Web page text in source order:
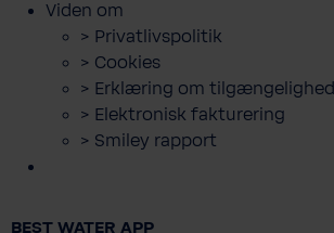
Viden om
> Privatlivspolitik
> Cookies
> Erklæring om tilgængelighed
> Elektronisk fakturering
> Smiley rapport
BEST WATER APP